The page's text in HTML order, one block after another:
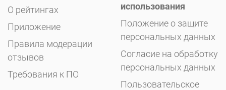
О рейтингах
Приложение
Правила модерации
отзывов
Требования к ПО
использования
Положение о защите
персональных данных
Согласие на обработку
персональных данных
Пользовательское